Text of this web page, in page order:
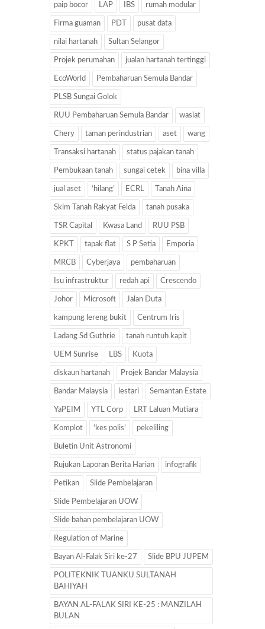
paip bocor LAP IBS rumah modular
Firma guaman PDT pusat data
nilai hartanah Sultan Selangor
Projek perumahan jualan hartanah tertinggi
EcoWorld Pembaharuan Semula Bandar
PLSB Sungai Golok
RUU Pembaharuan Semula Bandar wasiat
Chery taman perindustrian aset wang
Transaksi hartanah status pajakan tanah
Pembukaan tanah sungai cetek bina villa
jual aset ‘hilang’ ECRL Tanah Aina
Skim Tanah Rakyat Felda tanah pusaka
TSR Capital Kwasa Land RUU PSB
KPKT tapak flat S P Setia Emporia
MRCB Cyberjaya pembaharuan
Isu infrastruktur redah api Crescendo
Johor Microsoft Jalan Duta
kampung lereng bukit Centrum Iris
Ladang Sd Guthrie tanah runtuh kapit
UEM Sunrise LBS Kuota
diskaun hartanah Projek Bandar Malaysia
Bandar Malaysia lestari Semantan Estate
YaPEIM YTL Corp LRT Laluan Mutiara
Komplot ‘kes polis’ pekeliling
Buletin Unit Astronomi
Rujukan Laporan Berita Harian infografik
Petikan Slide Pembelajaran
Slide Pembelajaran UOW
Slide bahan pembelajaran UOW
Regulation of Marine
Bayan Al-Falak Siri ke-27 Slide BPU JUPEM
POLITEKNIK TUANKU SULTANAH
BAHIYAH
BAYAN AL-FALAK SIRI KE-25 : MANZILAH
BULAN